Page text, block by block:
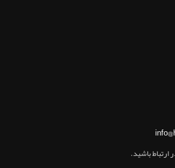
ارتباط باشید.